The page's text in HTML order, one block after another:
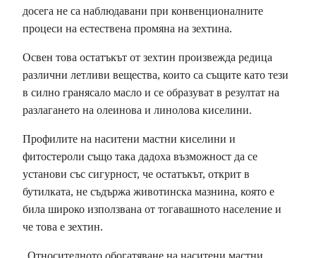
досега не са наблюдавани при конвенционалните
процеси на естествена промяна на зехтина.
Освен това остатъкът от зехтин произвежда редица
различни летливи вещества, които са същите като тези
в силно гранясало масло и се образуват в резултат на
разлагането на олеинова и линолова киселини.
Профилите на наситени мастни киселини и
фитостероли също така дадоха възможност да се
установи със сигурност, че остатъкът, открит в
бутилката, не съдържа животинска мазнина, която е
била широко използвана от тогавашното население и
че това е зехтин.
„Относителното обогатяване на наситени мастни